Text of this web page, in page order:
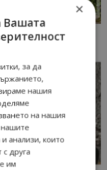
×
Вашата
за да
нашия
на нашия
нашите
анализи, които
друга
им